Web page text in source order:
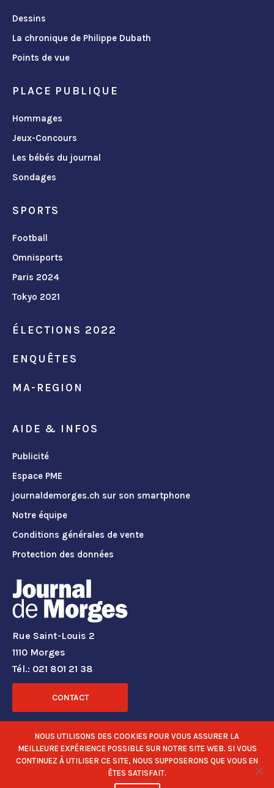
Dessins
La chronique de Philippe Dubath
Points de vue
PLACE PUBLIQUE
Hommages
Jeux-Concours
Les bébés du journal
Sondages
SPORTS
Football
Omnisports
Paris 2024
Tokyo 2021
ÉLECTIONS 2022
ENQUÊTES
MA-REGION
AIDE & INFOS
Publicité
Espace PME
journaldemorges.ch sur son smartphone
Notre équipe
Conditions générales de vente
Protection des données
Rue Saint-Louis 2
1110 Morges
Tél.: 021 801 21 38
CONTACT
RÉSEAUX SOCIAUX
NOUS UTILISONS DES COOKIES POUR VOUS ASSURER LA
MEILLEURE EXPÉRIENCE POSSIBLE SUR NOTRE SITE WEB. SI VOUS
CONTINUEZ À UTILISER CE SITE, NOUS SUPPOSERONS QUE VOUS EN
ÊTES SATISFAIT.